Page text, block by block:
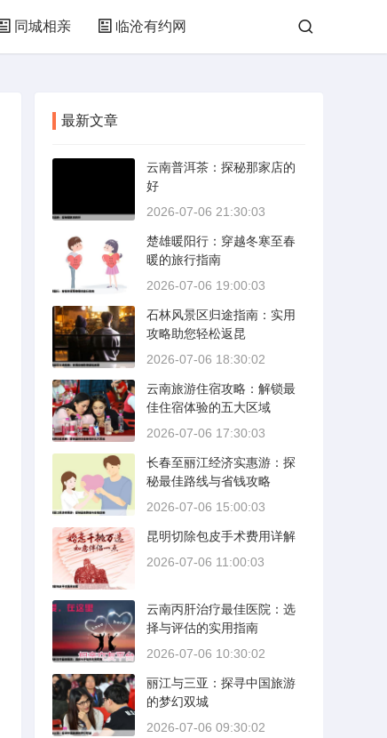
同城相亲 临沧有约网
最新文章
云南普洱茶：探秘那家店的
好
2026-07-06 21:30:03
楚雄暖阳行：穿越冬寒至春
暖的旅行指南
2026-07-06 19:00:03
石林风景区归途指南：实用
攻略助您轻松返昆
2026-07-06 18:30:02
云南旅游住宿攻略：解锁最
佳住宿体验的五大区域
2026-07-06 17:30:03
长春至丽江经济实惠游：探
秘最佳路线与省钱攻略
2026-07-06 15:00:03
昆明切除包皮手术费用详解
2026-07-06 11:00:03
云南丙肝治疗最佳医院：选
择与评估的实用指南
2026-07-06 10:30:02
丽江与三亚：探寻中国旅游
的梦幻双城
2026-07-06 09:30:02